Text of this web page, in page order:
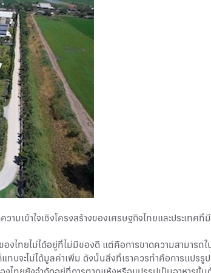
มเข้าใจเชิงโครงสร้างของเศรษฐกิจไทยและประเท
องไทยไม่ได้อยู่ที่ไม่มีของดี แต่คือการขาดความสามา
ทบจะไม่ได้มูลค่าเพิ่ม ดังนั้นสิ่งที่เราควรทำคือการแป